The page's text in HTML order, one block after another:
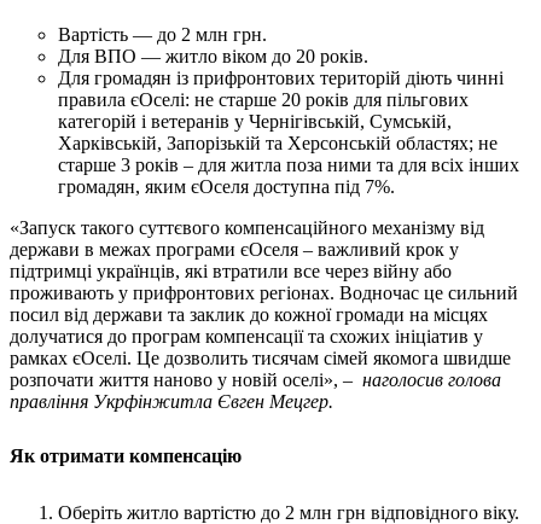
Вартість — до 2 млн грн.
Для ВПО — житло віком до 20 років.
Для громадян із прифронтових територій діють чинні
правила єОселі: не старше 20 років для пільгових
категорій і ветеранів у Чернігівській, Сумській,
Харківській, Запорізькій та Херсонській областях; не
старше 3 років – для житла поза ними та для всіх інших
громадян, яким єОселя доступна під 7%.
«Запуск такого суттєвого компенсаційного механізму від
держави в межах програми єОселя – важливий крок у
підтримці українців, які втратили все через війну або
проживають у прифронтових регіонах. Водночас це сильний
посил від держави та заклик до кожної громади на місцях
долучатися до програм компенсації та схожих ініціатив у
рамках єОселі. Це дозволить тисячам сімей якомога швидше
розпочати життя наново у новій оселі», – наголосив голова
правління Укрфінжитла Євген Мецгер.
Як отримати компенсацію
Оберіть житло вартістю до 2 млн грн відповідного віку.